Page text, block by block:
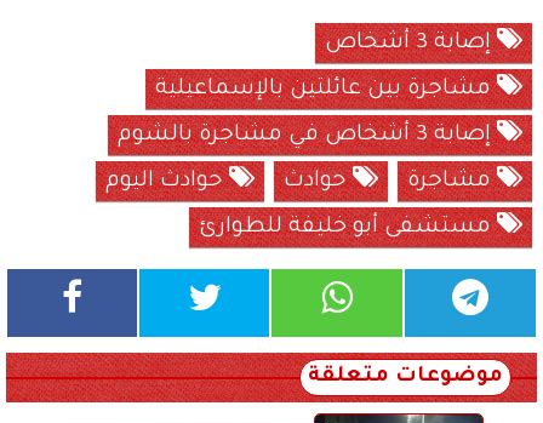
إصابة 3 أشخاص
مشاجرة بين عائلتين بالإسماعيلية
إصابة 3 أشخاص في مشاجرة بالشوم
مشاجرة
حوادث
حوادث اليوم
مستشفى أبو خليفة للطوارئ
موضوعات متعلقة